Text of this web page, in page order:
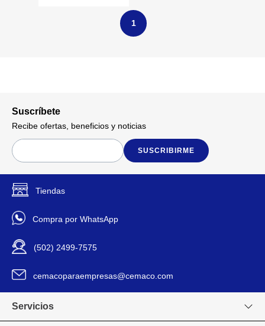
1
Suscríbete
Recibe ofertas, beneficios y noticias
SUSCRIBIRME
Tiendas
Compra por WhatsApp
(502) 2499-7575
cemacoparaempresas@cemaco.com
Servicios